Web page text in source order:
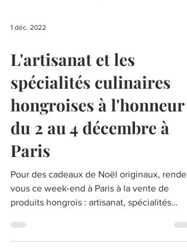
1 déc. 2022
L'artisanat et les
spécialités culinaires
hongroises à l'honneur
du 2 au 4 décembre à
Paris